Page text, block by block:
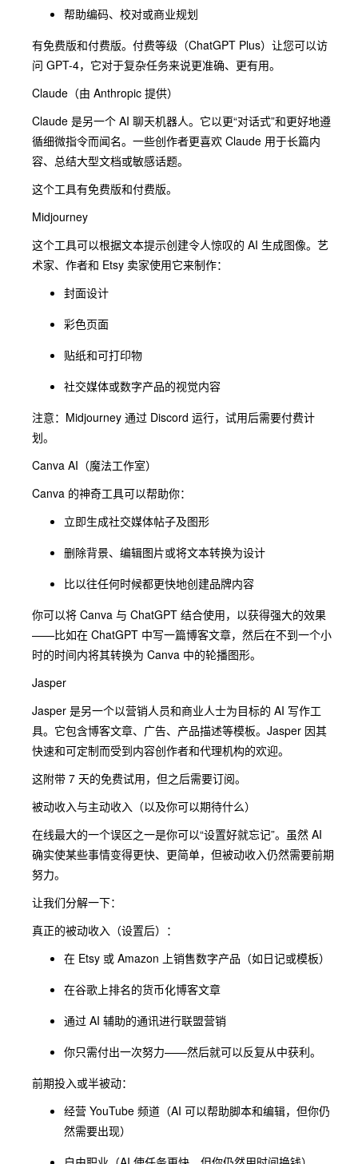
帮助编码、校对或商业规划
有免费版和付费版。付费等级（ChatGPT Plus）让您可以访
问 GPT-4，它对于复杂任务来说更准确、更有用。
Claude（由 Anthropic 提供）
Claude 是另一个 AI 聊天机器人。它以更“对话式”和更好地遵
循细微指令而闻名。一些创作者更喜欢 Claude 用于长篇内
容、总结大型文档或敏感话题。
这个工具有免费版和付费版。
Midjourney
这个工具可以根据文本提示创建令人惊叹的 AI 生成图像。艺
术家、作者和 Etsy 卖家使用它来制作：
封面设计
彩色页面
贴纸和可打印物
社交媒体或数字产品的视觉内容
注意：Midjourney 通过 Discord 运行，试用后需要付费计
划。
Canva AI（魔法工作室）
Canva 的神奇工具可以帮助你：
立即生成社交媒体帖子及图形
删除背景、编辑图片或将文本转换为设计
比以往任何时候都更快地创建品牌内容
你可以将 Canva 与 ChatGPT 结合使用，以获得强大的效果
——比如在 ChatGPT 中写一篇博客文章，然后在不到一个小
时的时间内将其转换为 Canva 中的轮播图形。
Jasper
Jasper 是另一个以营销人员和商业人士为目标的 AI 写作工
具。它包含博客文章、广告、产品描述等模板。Jasper 因其
快速和可定制而受到内容创作者和代理机构的欢迎。
这附带 7 天的免费试用，但之后需要订阅。
被动收入与主动收入（以及你可以期待什么）
在线最大的一个误区之一是你可以“设置好就忘记”。虽然 AI
确实使某些事情变得更快、更简单，但被动收入仍然需要前期
努力。
让我们分解一下：
真正的被动收入（设置后）：
在 Etsy 或 Amazon 上销售数字产品（如日记或模板）
在谷歌上排名的货币化博客文章
通过 AI 辅助的通讯进行联盟营销
你只需付出一次努力——然后就可以反复从中获利。
前期投入或半被动：
经营 YouTube 频道（AI 可以帮助脚本和编辑，但你仍
然需要出现）